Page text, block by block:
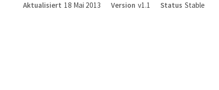
Aktualisiert 18 Mai 2013 Version v1.1 Status Stable